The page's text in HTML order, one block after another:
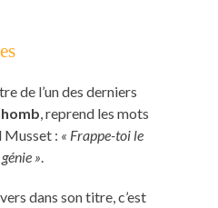
de l’un des derniers
, reprend les mots
Musset : « Frappe-toi le
»
dans son titre, c’est